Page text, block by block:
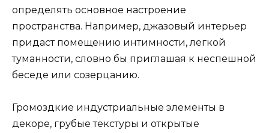
определять основное настроение
пространства. Например, джазовый интерьер
придаст помещению интимности, легкой
туманности, словно бы приглашая к неспешной
беседе или созерцанию.
Громоздкие индустриальные элементы в
декоре, грубые текстуры и открытые